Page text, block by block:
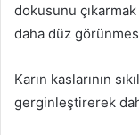
dokusunu
daha düz
Karın kaslarının
gerginleştirerek